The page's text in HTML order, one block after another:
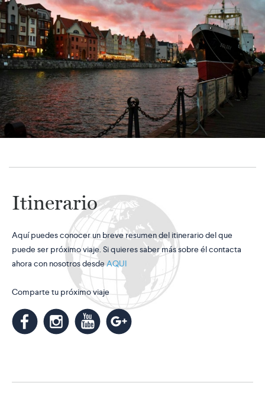
Itinerario
Aquí puedes conocer un breve resumen del itinerario del que
puede ser próximo viaje. Si quieres saber más sobre él contacta
ahora con nosotros desdeAQUI
Comparte tu próximo viaje
mknl